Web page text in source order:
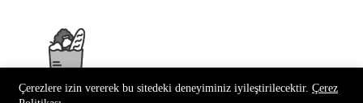
Çerezlere izin vererek bu sitedeki deneyiminiz iyileştirilecektir. Çerez